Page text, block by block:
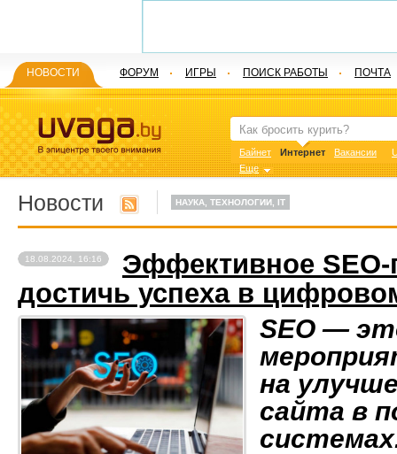
Новости НАУКА, ТЕХНОЛОГИИ, IT
18.08.2024, 16:16
Эффективное
достичь успеха в
SEO —
на
сайта в
Байнет Интернет Вакансии
Еще
НОВОСТИ ФОРУМ ИГРЫ ПОИСК РАБОТЫ ПОЧТА